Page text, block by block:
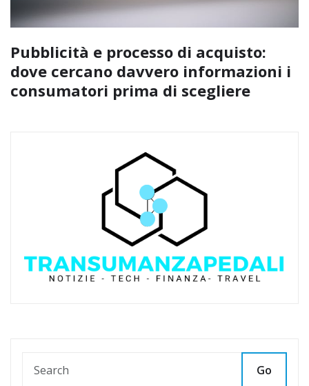
Pubblicità e processo di acquisto:
dove cercano davvero informazioni i
consumatori prima di scegliere
Go